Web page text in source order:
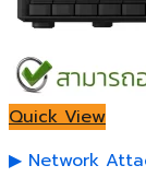
Quick View
Network